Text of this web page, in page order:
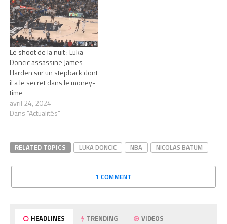
Le shoot de la nuit : Luka
Doncic assassine James
Harden sur un stepback dont
il a le secret dans le money-
time
avril 24, 2024
Dans "Actualités"
RELATED TOPICS LUKA DONCIC NBA NICOLAS BATUM
1 COMMENT
HEADLINES TRENDING VIDEOS